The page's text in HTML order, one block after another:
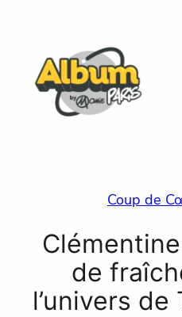
contenu
Coup de
de
l’univers de